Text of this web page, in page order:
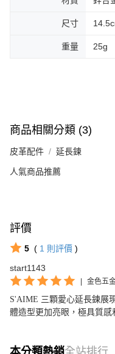
尺寸
重量 25g
商品相關分類 (3)
皮革配件 延長鍊
人氣商品推薦
評價
5 ( 1 則評價 )
start1143
金色五
S'AIME 三顆愛心延長鍊展
體造型更加亮眼，極具質感
本分類熱銷全站排行